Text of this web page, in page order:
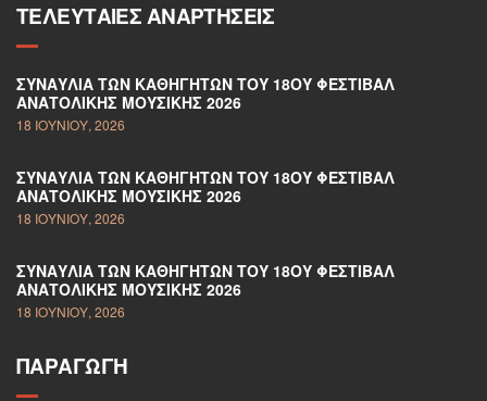
ΤΕΛΕΥΤΑΊΕΣ ΑΝΑΡΤΉΣΕΙΣ
ΣΥΝΑΥΛΊΑ ΤΩΝ ΚΑΘΗΓΗΤΏΝ ΤΟΥ 18ΟΥ ΦΕΣΤΙΒΆΛ
ΑΝΑΤΟΛΙΚΉΣ ΜΟΥΣΙΚΉΣ 2026
18 ΙΟΥΝΊΟΥ, 2026
ΣΥΝΑΥΛΊΑ ΤΩΝ ΚΑΘΗΓΗΤΏΝ ΤΟΥ 18ΟΥ ΦΕΣΤΙΒΆΛ
ΑΝΑΤΟΛΙΚΉΣ ΜΟΥΣΙΚΉΣ 2026
18 ΙΟΥΝΊΟΥ, 2026
ΣΥΝΑΥΛΊΑ ΤΩΝ ΚΑΘΗΓΗΤΏΝ ΤΟΥ 18ΟΥ ΦΕΣΤΙΒΆΛ
ΑΝΑΤΟΛΙΚΉΣ ΜΟΥΣΙΚΉΣ 2026
18 ΙΟΥΝΊΟΥ, 2026
ΠΑΡΑΓΩΓΉ